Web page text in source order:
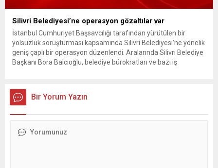
Silivri Belediyesi’ne operasyon gözaltılar var
İstanbul Cumhuriyet Başsavcılığı tarafından yürütülen bir
yolsuzluk soruşturması kapsamında Silivri Belediyesi’ne yönelik
geniş çaplı bir operasyon düzenlendi. Aralarında Silivri Belediye
Başkanı Bora Balcıoğlu, belediye bürokratları ve bazı iş
inceleme ve arama çalışmaları devam ediyor. İstanbul’da...
Bir Yorum Yazın